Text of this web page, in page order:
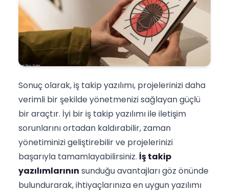
Sonuç olarak, iş takip yazılımı, projelerinizi daha
verimli bir şekilde yönetmenizi sağlayan güçlü
bir araçtır. İyi bir iş takip yazılımı ile iletişim
sorunlarını ortadan kaldırabilir, zaman
yönetiminizi geliştirebilir ve projelerinizi
başarıyla tamamlayabilirsiniz. İş takip
yazılımlarının sunduğu avantajları göz önünde
bulundurarak, ihtiyaçlarınıza en uygun yazılımı